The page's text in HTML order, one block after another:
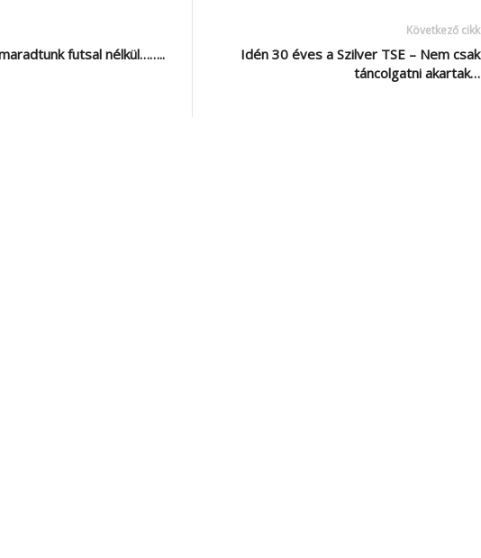
futsal nélkül……..
Következő cikk
Idén 30 éves a Szilver TSE – Nem csak
táncolgatni akartak…